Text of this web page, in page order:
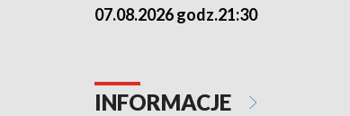
07.08.2026 godz.21:30
INFORMACJE